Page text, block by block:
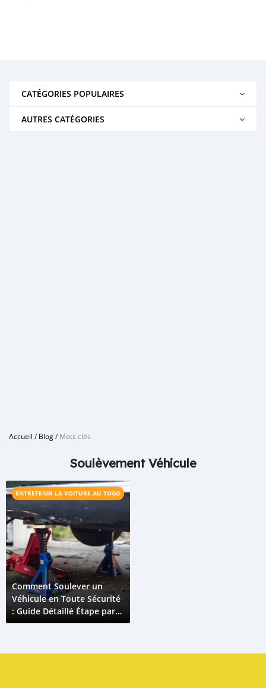
CATÉGORIES POPULAIRES
AUTRES CATÉGORIES
Accueil /Blog/Mots clés
Soulèvement Véhicule
ENTRETENIR LA VOITURE AU TOGO
Comment Soulever un
Véhicule en Toute Sécurité
: Guide Détaillé Étape par
Étape